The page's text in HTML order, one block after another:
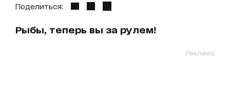
Поделиться:
Рыбы, теперь вы за рулем!
Реклама